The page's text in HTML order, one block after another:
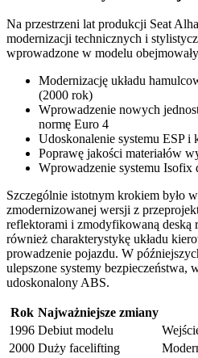
Na przestrzeni lat produkcji Seat
modernizacji technicznych i
wprowadzone w modelu
Modernizację układu
(2000 rok)
Wprowadzenie nowych
normę Euro 4
Udoskonalenie systemu ESP i
Poprawę jakości materiałów
Wprowadzenie systemu
Szczególnie istotnym krokiem było
zmodernizowanej wersji z
reflektorami i zmodyfikowaną deską
również charakterystykę układu
prowadzenie pojazdu. W
ulepszone systemy
udoskonalony ABS.
Rok Najważniejsze zmiany
1996 Debiut modelu
2000 Duży facelifting